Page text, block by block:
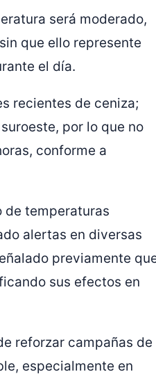
será moderado,
que ello represente
el día.
recientes de ceniza;
por lo que no
conforme a
de temperaturas
alertas en diversas
previamente
sus efectos en
reforzar campañas de
especialmente en